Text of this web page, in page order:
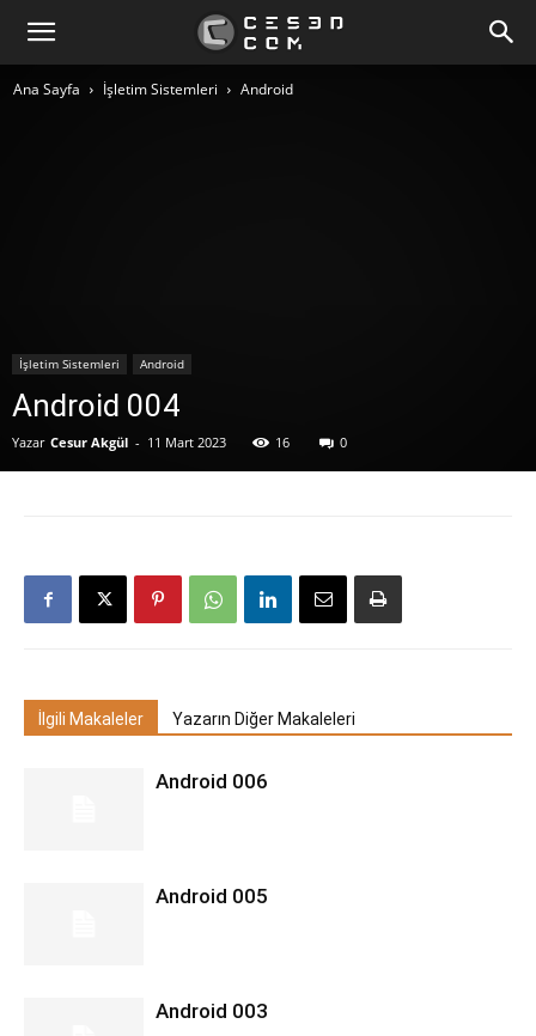
Ana Sayfa İşletim Sistemleri Android
İşletim Sistemleri Android
Android 004
Yazar Cesur Akgül - 11 Mart 2023 16 0
İlgili Makaleler Yazarın Diğer Makaleleri
Android 006
Android 005
Android 003